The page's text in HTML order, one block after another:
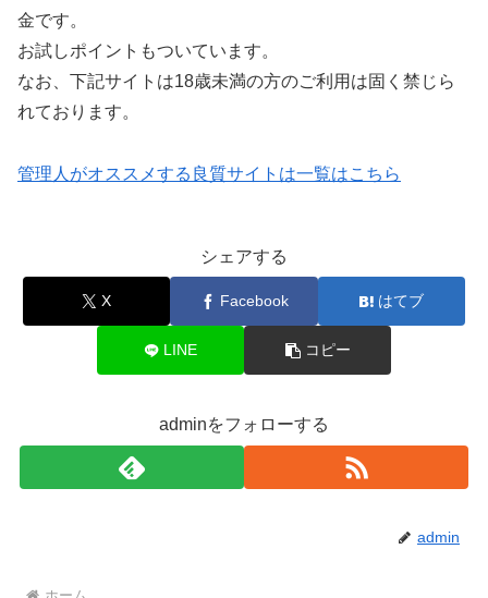
金です。
お試しポイントもついています。
なお、下記サイトは18歳未満の方のご利用は固く禁じら
れております。
管理人がオススメする良質サイトは一覧はこちら
シェアする
X Facebook はてブ
LINE コピー
adminをフォローする
admin